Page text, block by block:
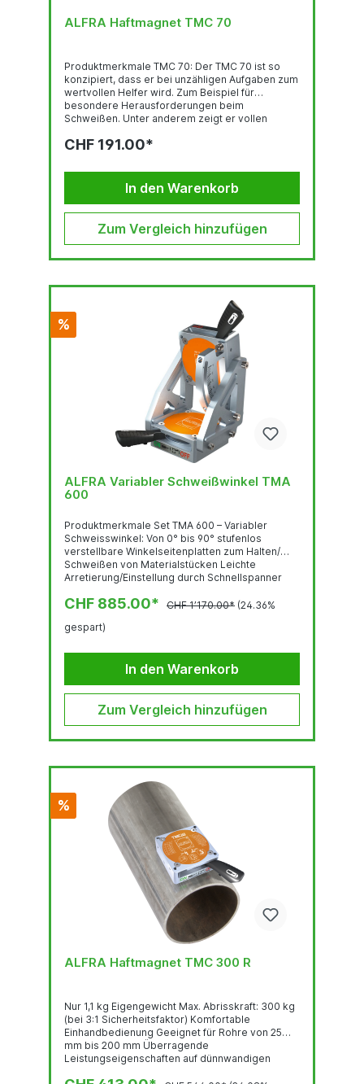
ALFRA Haftmagnet TMC 70
Produktmerkmale TMC 70: Der TMC 70 ist so
konzipiert, dass er bei unzähligen Aufgaben zum
wertvollen Helfer wird. Zum Beispiel für
besondere Herausforderungen beim
Schweißen. Unter anderem zeigt er vollen
Blechen und Platten für makellose
Winkel, oder zum Fixieren besonders filigraner
Metallteile, die alternativ mit Klammern befestigt
werden müssten. Anschlussgewinde oben und
der TMC 70 fast unbegrenzt individualisierbar...
CHF 191.00*
In den Warenkorb
Zum Vergleich hinzufügen
%
ALFRA Variabler Schweißwinkel TMA
600
Produktmerkmale Set TMA 600 – Variabler
Schweisswinkel: Von 0° bis 90° stufenlos
verstellbare Winkelseitenplatten zum Halten/
Schweißen von Materialstücken Leichte
Arretierung/Einstellung durch Schnellspanner
in unterschiedlichen Winkeln
einfache und problemlose Handhabung
600: Abrisskraft: 300 kg (auf 6 mm Blech S235)
CHF 885.00* CHF 1’170.00* (24.36%
gespart)
In den Warenkorb
Zum Vergleich hinzufügen
%
ALFRA Haftmagnet TMC 300 R
Nur 1,1 kg Eigengewicht Max. Abrisskraft: 300 kg
(bei 3:1 Sicherheitsfaktor) Komfortable
Einhandbedienung Geeignet für Rohre von 25
mm bis 200 mm Überragende
Leistungseigenschaften auf dünnwandigen